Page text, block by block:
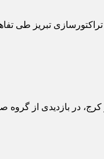
تبریز طی
بازدیدی از گروه